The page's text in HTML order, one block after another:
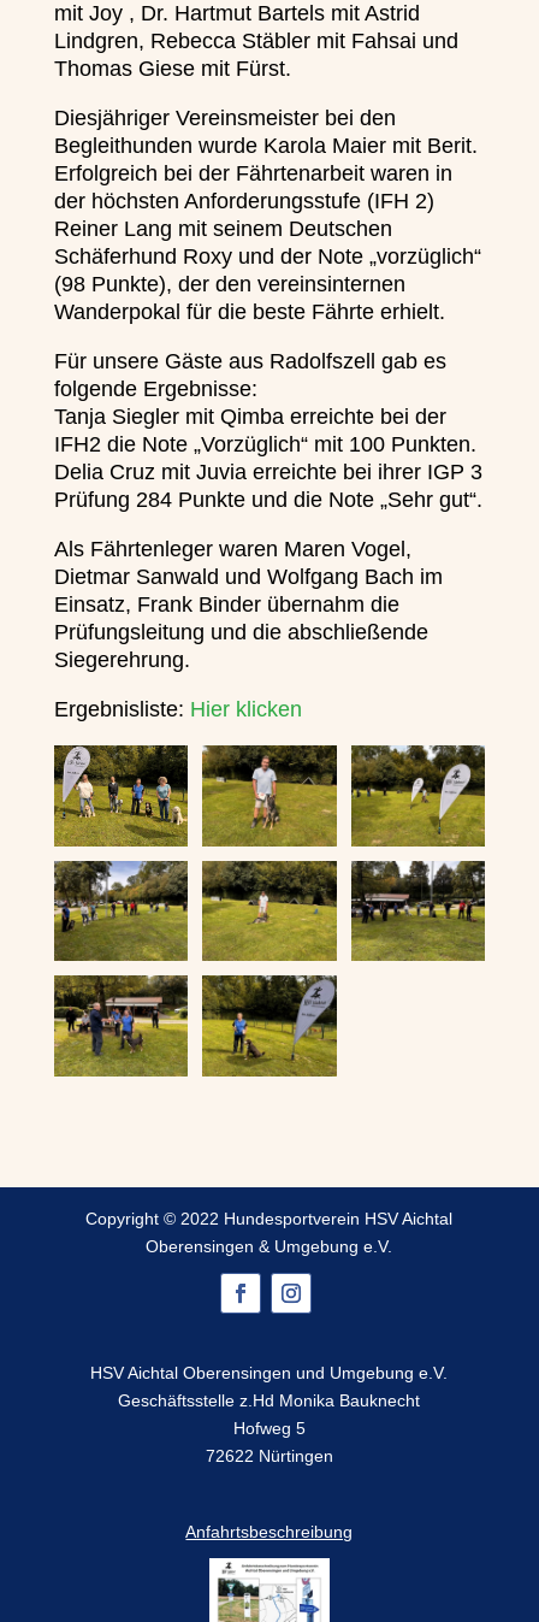
mit Joy , Dr. Hartmut Bartels mit Astrid
Lindgren, Rebecca Stäbler mit Fahsai und
Thomas Giese mit Fürst.
Diesjähriger Vereinsmeister bei den
Begleithunden wurde Karola Maier mit Berit.
Erfolgreich bei der Fährtenarbeit waren in
der höchsten Anforderungsstufe (IFH 2)
Reiner Lang mit seinem Deutschen
Schäferhund Roxy und der Note „vorzüglich“
(98 Punkte), der den vereinsinternen
Wanderpokal für die beste Fährte erhielt.
Für unsere Gäste aus Radolfszell gab es
folgende Ergebnisse:
Tanja Siegler mit Qimba erreichte bei der
IFH2 die Note „Vorzüglich“ mit 100 Punkten.
Delia Cruz mit Juvia erreichte bei ihrer IGP 3
Prüfung 284 Punkte und die Note „Sehr gut“.
Als Fährtenleger waren Maren Vogel,
Dietmar Sanwald und Wolfgang Bach im
Einsatz, Frank Binder übernahm die
Prüfungsleitung und die abschließende
Siegerehrung.
Ergebnisliste: Hier klicken
Copyright © 2022 Hundesportverein HSV Aichtal
Oberensingen & Umgebung e.V.
HSV Aichtal Oberensingen und Umgebung e.V.
Geschäftsstelle z.Hd Monika Bauknecht
Hofweg 5
72622 Nürtingen
Anfahrtsbeschreibung